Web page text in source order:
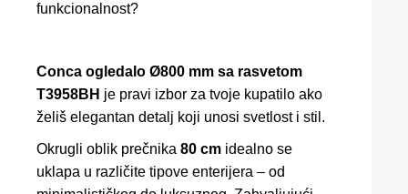
funkcionalnost?
Conca ogledalo Ø800 mm sa rasvetom
T3958BH je pravi izbor za tvoje kupatilo ako
želiš elegantan detalj koji unosi svetlost i stil.
Okrugli oblik prečnika 80 cm idealno se
uklapa u različite tipove enterijera – od